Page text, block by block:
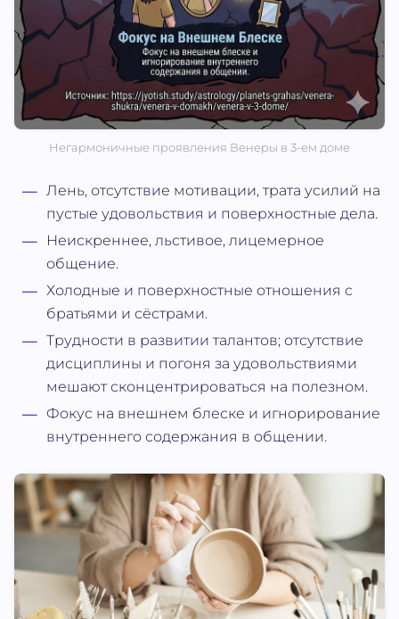
Негармоничные проявления Венеры в 3-ем доме
Лень, отсутствие мотивации, трата усилий на
пустые удовольствия и поверхностные дела.
Неискреннее, льстивое, лицемерное
общение.
Холодные и поверхностные отношения с
братьями и сёстрами.
Трудности в развитии талантов; отсутствие
дисциплины и погоня за удовольствиями
мешают сконцентрироваться на полезном.
Фокус на внешнем блеске и игнорирование
внутреннего содержания в общении.